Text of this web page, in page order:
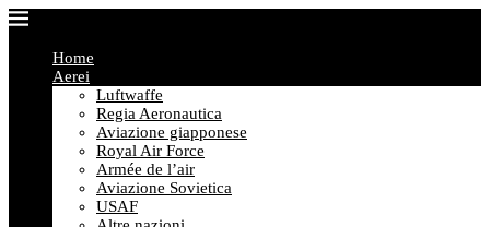
Home
Aerei
Luftwaffe
Regia Aeronautica
Aviazione giapponese
Royal Air Force
Armée de l’air
Aviazione Sovietica
USAF